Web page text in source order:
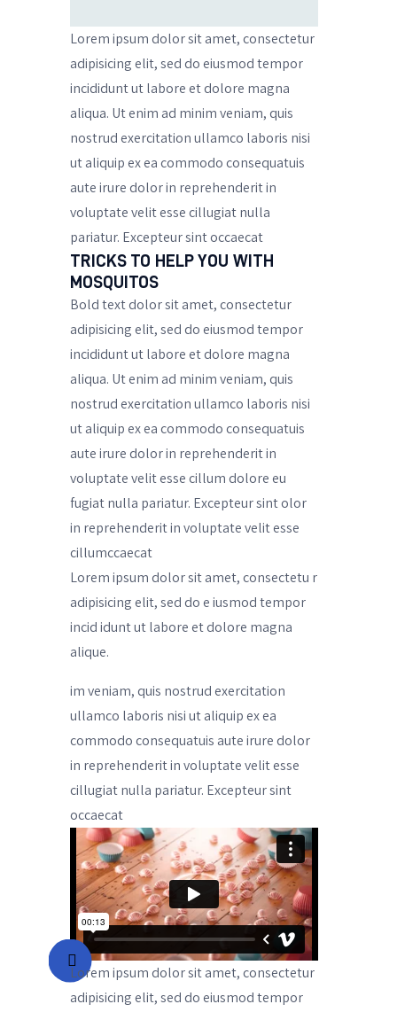
Lorem ipsum dolor sit amet, consectetur
adipisicing elit, sed do eiusmod tempor
incididunt ut labore et dolore magna
aliqua. Ut enim ad minim veniam, quis
nostrud exercitation ullamco laboris nisi
ut aliquip ex ea commodo consequatuis
aute irure dolor in reprehenderit in
voluptate velit esse cillugiat nulla
pariatur. Excepteur sint occaecat
TRICKS TO HELP YOU WITH
MOSQUITOS
Bold text dolor sit amet, consectetur
adipisicing elit, sed do eiusmod tempor
incididunt ut labore et dolore magna
aliqua. Ut enim ad minim veniam, quis
nostrud exercitation ullamco laboris nisi
ut aliquip ex ea commodo consequatuis
aute irure dolor in reprehenderit in
voluptate velit esse cillum dolore eu
fugiat nulla pariatur. Excepteur sint olor
in reprehenderit in voluptate velit esse
cillumccaecat
Lorem ipsum dolor sit amet, consectetu r
adipisicing elit, sed do e iusmod tempor
incid idunt ut labore et dolore magna
alique.
im veniam, quis nostrud exercitation
ullamco laboris nisi ut aliquip ex ea
commodo consequatuis aute irure dolor
in reprehenderit in voluptate velit esse
cillugiat nulla pariatur. Excepteur sint
occaecat
Lorem ipsum dolor sit amet, consectetur
adipisicing elit, sed do eiusmod tempor